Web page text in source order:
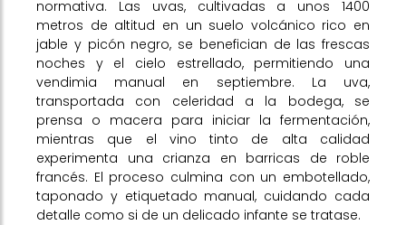
normativa. Las uvas, cultivadas a unos 1400
metros de altitud en un suelo volcánico rico en
jable y picón negro, se benefician de las frescas
noches y el cielo estrellado, permitiendo una
vendimia manual en septiembre. La uva,
transportada con celeridad a la bodega, se
prensa o macera para iniciar la fermentación,
mientras que el vino tinto de alta calidad
experimenta una crianza en barricas de roble
francés. El proceso culmina con un embotellado,
taponado y etiquetado manual, cuidando cada
detalle como si de un delicado infante se tratase.